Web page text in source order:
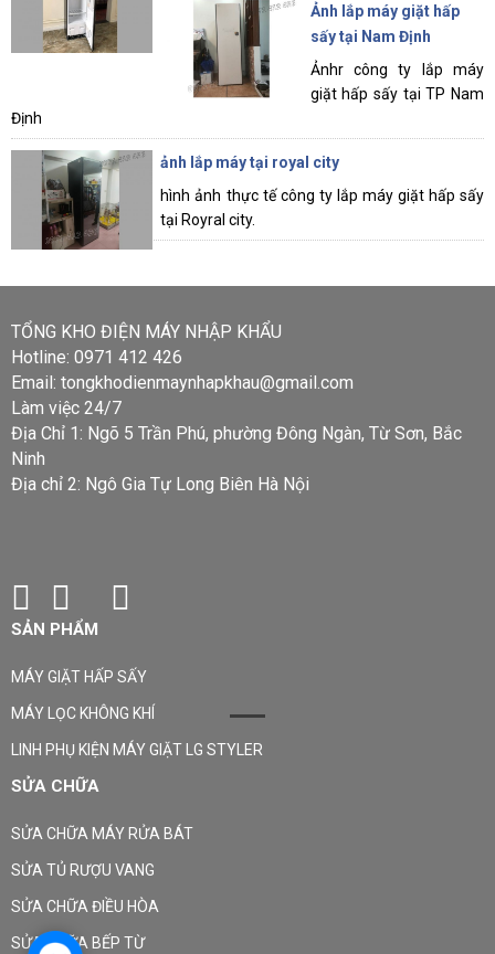
Ảnh lắp máy giặt hấp
sấy tại Nam Định
Ảnhr công ty lắp máy
giặt hấp sấy tại TP Nam
Định
ảnh lắp máy tại royal city
hình ảnh thực tế công ty lắp máy giặt hấp sấy
tại Royral city.
TỔNG KHO ĐIỆN MÁY NHẬP KHẨU
Hotline: 0971 412 426
Email: tongkhodienmaynhapkhau@gmail.com
Làm việc 24/7
Địa Chỉ 1: Ngõ 5 Trần Phú, phường Đông Ngàn, Từ Sơn, Bắc
Ninh
Địa chỉ 2: Ngô Gia Tự Long Biên Hà Nội
SẢN PHẨM
MÁY GIẶT HẤP SẤY
MÁY LỌC KHÔNG KHÍ
LINH PHỤ KIỆN MÁY GIẶT LG STYLER
SỬA CHỮA
SỬA CHỮA MÁY RỬA BÁT
SỬA TỦ RƯỢU VANG
SỬA CHỮA ĐIỀU HÒA
SỬA CHỮA BẾP TỪ